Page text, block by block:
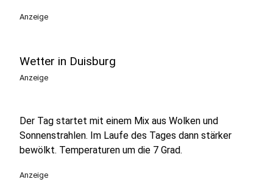
Anzeige
Wetter in Duisburg
Anzeige
Der Tag startet mit einem Mix aus Wolken und
Sonnenstrahlen. Im Laufe des Tages dann stärker
bewölkt. Temperaturen um die 7 Grad.
Anzeige